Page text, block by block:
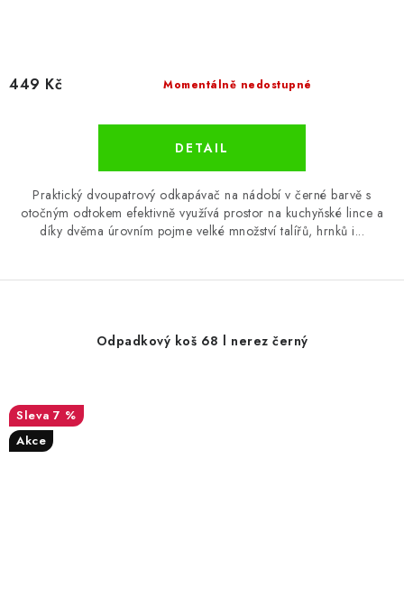
Momentálně nedostupné
449 Kč
Praktický dvoupatrový odkapávač na nádobí v černé barvě s
otočným odtokem efektivně využívá prostor na kuchyňské lince a
díky dvěma úrovním pojme velké množství talířů, hrnků i...
Odpadkový koš 68 l nerez černý
7 %
Akce